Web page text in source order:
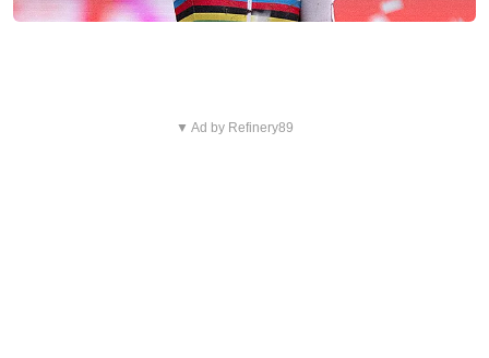
▼ Ad by Refinery89